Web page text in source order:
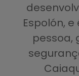
Espolón,
pessoa,